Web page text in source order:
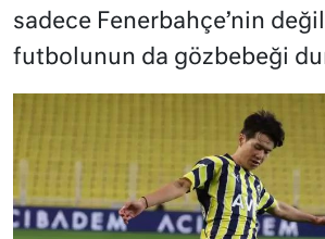
sadece Fenerbahçe’nin
futbolunun da gözbebeği